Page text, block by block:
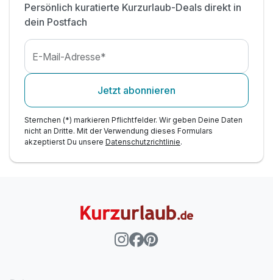
Persönlich kuratierte Kurzurlaub-Deals direkt in
dein Postfach
E-Mail-Adresse*
Jetzt abonnieren
Sternchen (*) markieren Pflichtfelder. Wir geben Deine Daten
nicht an Dritte. Mit der Verwendung dieses Formulars
akzeptierst Du unsere Datenschutzrichtlinie.